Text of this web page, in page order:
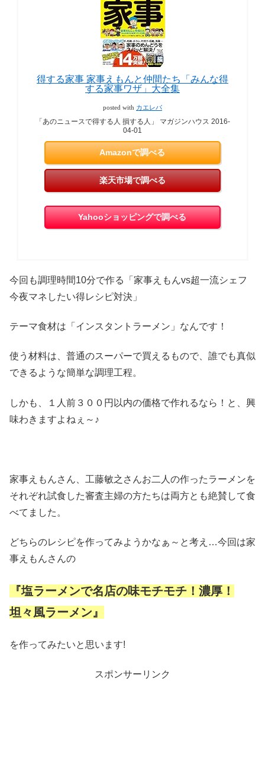
得する家事 家事えもんと仲間たち「みんな得
する家事ワザ」大全集
posted with カエレバ
「あのニュースで得する人 損する人」 マガジンハウス 2016-
04-01
Amazonで調べる
楽天市場で調べる
Yahooショッピングで調べる
今回も調理時間10分で作る「家事えもんvs超一流シェフ
今夜マネしたい得レシピ対決」
テーマ食材は「インスタントラーメン」なんです！
使う材料は、普通のスーパーで買えるもので、誰でも真似
できるような簡単な調理工程。
しかも、１人前３００円以内の価格で作れるなら！と、興
味わきますよねぇ～♪
家事えもんさん、工藤敏之さんお二人の作ったラーメンを
それぞれ試食した審査主婦の方たちは両方とも絶賛して食
べてました。
どちらのレシピを作ってみようかなぁ～と考え…今回は家
事えもんさんの
『塩ラーメンで名店の味モチモチ！濃厚！
坦々風ラーメン』
を作ってみたいと思います!
スポンサーリンク